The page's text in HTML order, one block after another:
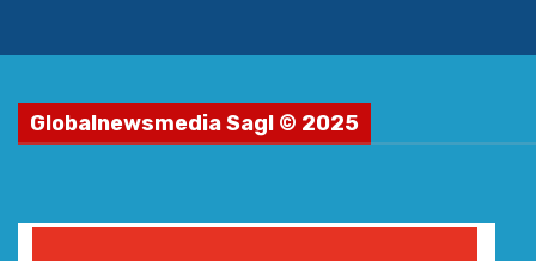
Globalnewsmedia Sagl © 2025